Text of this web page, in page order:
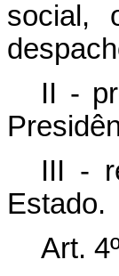
social,
II -
III -
Estado.
Art.